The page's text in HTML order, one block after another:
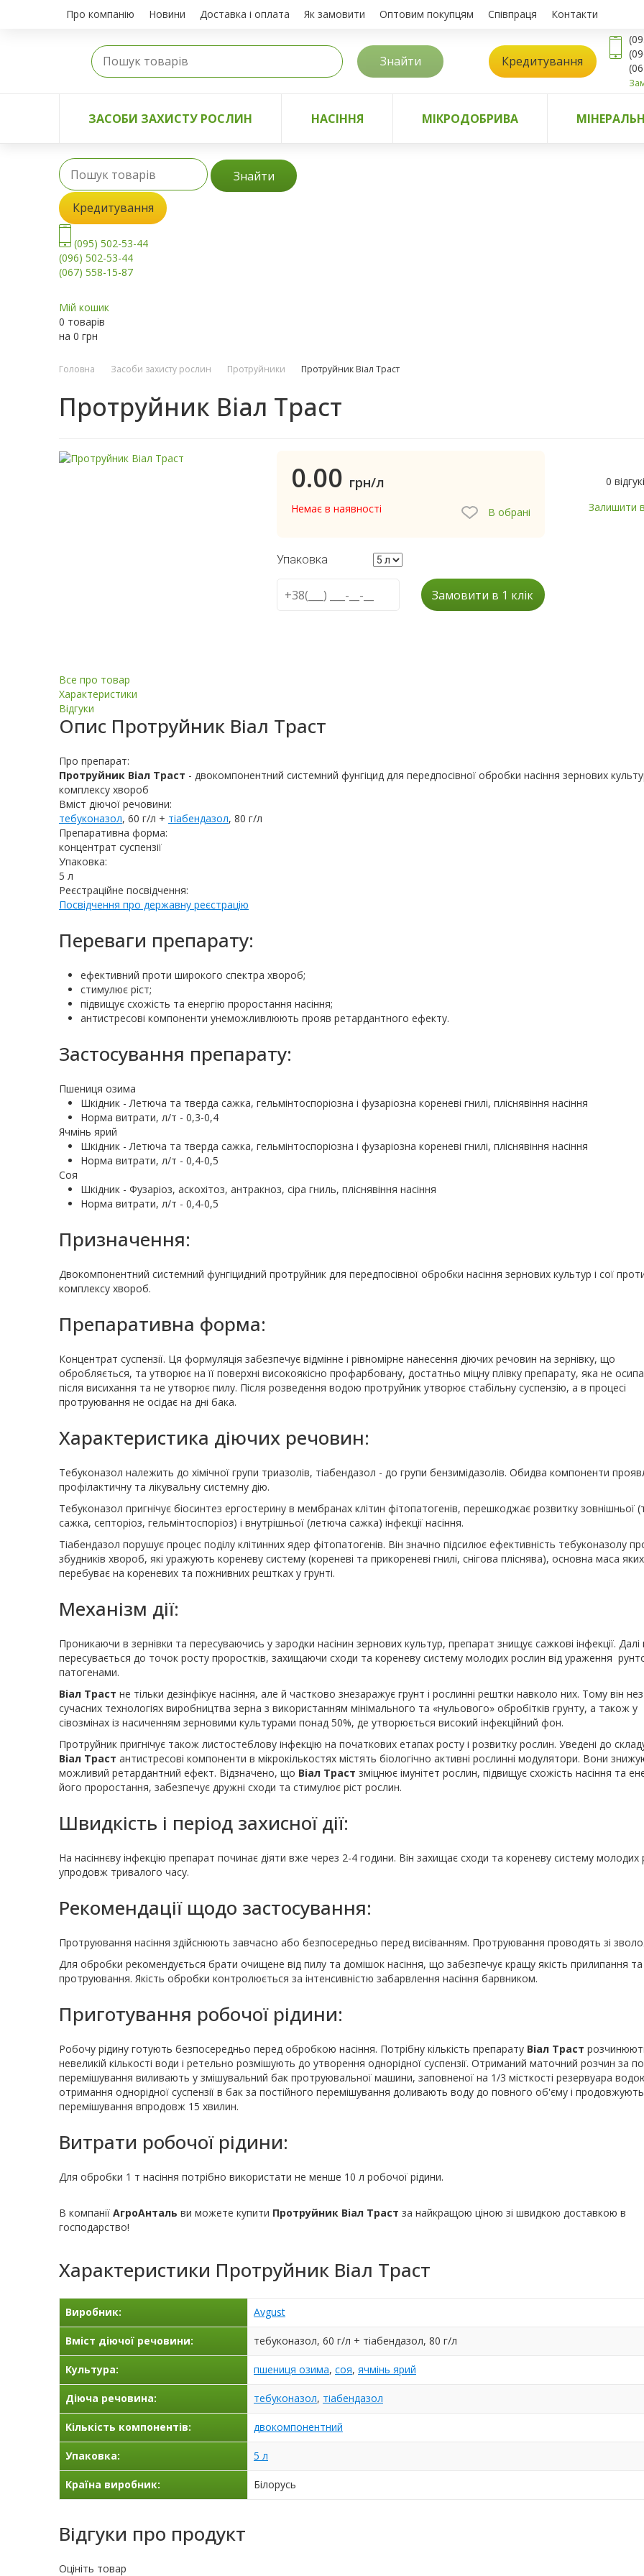
Про компанію Новини Доставка і оплата Як замовити Оптовим покупцям Співпраця Контакти
Знайти Кредитування
ЗАСОБИ ЗАХИСТУ РОСЛИН НАСІННЯ МІКРОДОБРИВА
Знайти
Кредитування
(095) 502-53-44
(096) 502-53-44
(067) 558-15-87
Мій кошик
0 товарів
на 0 грн
Головна Засоби захисту рослин Протруйники Протруйник Віал Траст
Протруйник Віал Траст
0.00 грн/л
Немає в наявності В обрані
Упаковка
0
Залишити
Замовити в 1 клік
Все про товар
Характеристики
Відгуки
Опис Протруйник Віал Траст
Про препарат:
Протруйник Віал Траст - двокомпонентний системний фунгіцид для передпосівної обробки насіння зернових
комплексу хвороб
Вміст діючої речовини:
тебуконазол, 60 г/л + тіабендазол, 80 г/л
Препаративна форма:
концентрат суспензії
Упаковка:
5 л
Реєстраційне посвідчення:
Посвідчення про державну реєстрацію
Переваги препарату:
ефективний проти широкого спектра хвороб;
стимулює ріст;
підвищує схожість та енергію проростання насіння;
антистресові компоненти унеможливлюють прояв ретардантного ефекту.
Застосування препарату:
Пшениця озима
Шкідник - Летюча та тверда сажка, гельмінтоспоріозна і фузаріозна кореневі гнилі, пліснявіння насіння
Норма витрати, л/т - 0,3-0,4
Ячмінь ярий
Шкідник - Летюча та тверда сажка, гельмінтоспоріозна і фузаріозна кореневі гнилі, пліснявіння насіння
Норма витрати, л/т - 0,4-0,5
Соя
Шкідник - Фузаріоз, аскохітоз, антракноз, сіра гниль, пліснявіння насіння
Норма витрати, л/т - 0,4-0,5
Призначення:
Двокомпонентний системний фунгіцидний протруйник для передпосівної обробки насіння зернових культур і сої
комплексу хвороб.
Препаративна форма:
Концентрат суспензії. Ця формуляція забезпечує відмінне і рівномірне нанесення діючих речовин на зернівку, що
обробляється, та утворює на її поверхні високоякісно профарбовану, достатньо міцну плівку препарату, яка не
після висихання та не утворює пилу. Після розведення водою протруйник утворює стабільну суспензію, а в процесі
протруювання не осідає на дні бака.
Характеристика діючих речовин:
Тебуконазол належить до хімічної групи триазолів, тіабендазол - до групи бензимідазолів. Обидва компоненти
профілактичну та лікувальну системну дію.
Тебуконазол пригнічує біосинтез ергостерину в мембранах клітин фітопатогенів, перешкоджає розвитку зовнішньої
сажка, септоріоз, гельмінтоспоріоз) і внутрішньої (летюча сажка) інфекції насіння.
Тіабендазол порушує процес поділу клітинних ядер фітопатогенів. Він значно підсилює ефективність тебуконазолу
збудників хвороб, які уражують кореневу систему (кореневі та прикореневі гнилі, снігова пліснява), основна маса яких
перебуває на кореневих та пожнивних рештках у грунті.
Механізм дії:
Проникаючи в зернівки та пересуваючись у зародки насінин зернових культур, препарат знищує сажкові інфекції. Далі
пересувається до точок росту проростків, захищаючи сходи та кореневу систему молодих рослин від ураження
патогенами.
Віал Траст не тільки дезінфікує насіння, але й частково знезаражує грунт і рослинні рештки навколо них. Тому він
сучасних технологіях виробництва зерна з використанням мінімального та «нульового» обробітків грунту, а також у
сівозмінах із насиченням зерновими культурами понад 50%, де утворюється високий інфекційний фон.
Протруйник пригнічує також листостеблову інфекцію на початкових етапах росту і розвитку рослин. Уведені до
Віал Траст антистресові компоненти в мікрокількостях містять біологічно активні рослинні модулятори. Вони
можливий ретардантний ефект. Відзначено, що Віал Траст зміцнює імунітет рослин, підвищує схожість насіння та
його проростання, забезпечує дружні сходи та стимулює ріст рослин.
Швидкість і період захисної дії:
На насіннєву інфекцію препарат починає діяти вже через 2-4 години. Він захищає сходи та кореневу систему молодих
упродовж тривалого часу.
Рекомендації щодо застосування:
Протруювання насіння здійснюють завчасно або безпосередньо перед висіванням. Протруювання проводять зі
Для обробки рекомендується брати очищене від пилу та домішок насіння, що забезпечує кращу якість прилипання та
протруювання. Якість обробки контролюється за інтенсивністю забарвлення насіння барвником.
Приготування робочої рідини:
Робочу рідину готують безпосередньо перед обробкою насіння. Потрібну кількість препарату Віал Траст
невеликій кількості води і ретельно розмішують до утворення однорідної суспензії. Отриманий маточний розчин за
перемішування виливають у змішувальний бак протруювальної машини, заповненої на 1/3 місткості резервуара
отримання однорідної суспензії в бак за постійного перемішування доливають воду до повного об'єму і продовжують
перемішування впродовж 15 хвилин.
Витрати робочої рідини:
Для обробки 1 т насіння потрібно використати не менше 10 л робочої рідини.
В компанії АгроАнталь ви можете купити Протруйник Віал Траст за найкращою ціною зі швидкою доставкою в
господарство!
Характеристики Протруйник Віал Траст
Виробник: Avgust
Вміст діючої речовини: тебуконазол, 60 г/л + тіабендазол, 80 г/л
Культура: пшениця озима, соя, ячмінь ярий
Діюча речовина: тебуконазол, тіабендазол
Кількість компонентів: двокомпонентний
Упаковка: 5 л
Країна виробник: Білорусь
Відгуки про продукт
Оцініть товар